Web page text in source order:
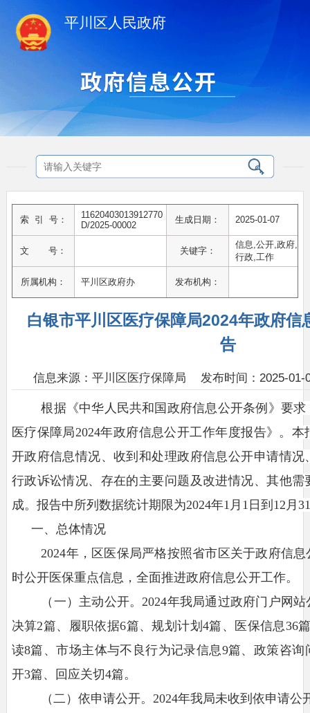
平川区人民政府
索 引 号：
11620403013912770
D/2025-00002
生成日期： 2025-01-07
文 号： 关键字：
信息,公开,政府,
行政,工作
所属机构： 平川区政府办 发布机构：
白银市平川区医疗保障局2024年政府信
告
信息来源：平川区医疗保障局 发布时间：2025-01-
根据《中华人民共和国政府信息公开条例》要求
医疗保障局2024年政府信息公开工作年度报告》。本
开政府信息情况、收到和处理政府信息公开申请情
行政诉讼情况、存在的主要问题及改进情况、其他
成。报告中所列数据统计期限为2024年1月1日到12月
一、总体情况
2024年， 区医保局严格按照省市区关于政府信
时公开医保重点信息，全面推进政府信息公开工作。
（ 一） 主动公开。 2024年我局通过政府门户网
决算2篇、履职依据6篇、规划计划4篇、医保信息36
读8篇、市场主体与不良行为记录信息9篇、政策咨询
开3篇、回应关切4篇。
（ 二 ）依申请公开。 2024年我局未收到依申请公